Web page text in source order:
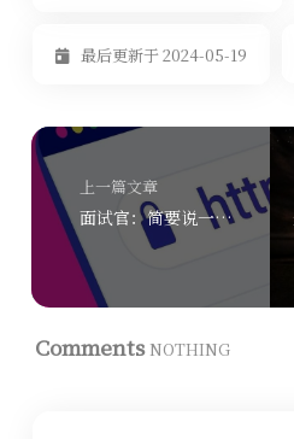
最后更新于 2024-05-19
上一篇文章
面试官：简要说一下从浏览器输入网址到展示内容需要经历那些步骤？
Comments NOTHING